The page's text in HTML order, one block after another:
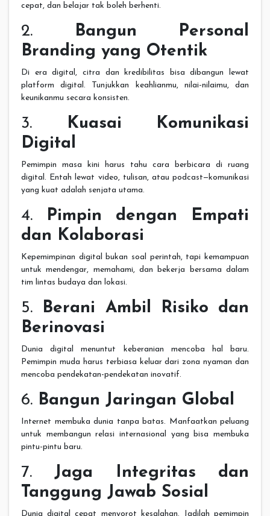
cepat, dan belajar tak boleh berhenti.
2.
Bangun Personal
Branding yang Otentik
Di era digital, citra dan kredibilitas bisa dibangun lewat
platform digital. Tunjukkan keahlianmu, nilai-nilaimu, dan
keunikanmu secara konsisten.
3.
Kuasai Komunikasi
Digital
Pemimpin masa kini harus tahu cara berbicara di ruang
digital. Entah lewat video, tulisan, atau podcast—komunikasi
yang kuat adalah senjata utama.
4.
Pimpin dengan Empati
dan Kolaborasi
Kepemimpinan digital bukan soal perintah, tapi kemampuan
untuk mendengar, memahami, dan bekerja bersama dalam
tim lintas budaya dan lokasi.
5. Berani Ambil Risiko dan
Berinovasi
Dunia digital menuntut keberanian mencoba hal baru.
Pemimpin muda harus terbiasa keluar dari zona nyaman dan
mencoba pendekatan-pendekatan inovatif.
6. Bangun Jaringan Global
Internet membuka dunia tanpa batas. Manfaatkan peluang
untuk membangun relasi internasional yang bisa membuka
pintu-pintu baru.
7.Jaga Integritas dan
Tanggung Jawab Sosial
Dunia digital cepat menyorot kesalahan. Jadilah pemimpin